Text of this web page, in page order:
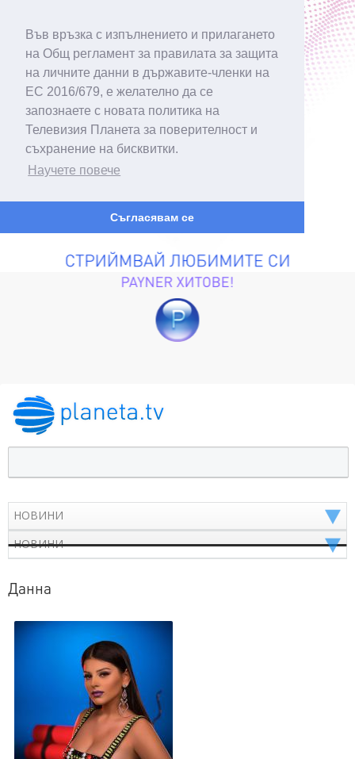
Във връзка с изпълнението и прилагането
на Общ регламент за правилата за защита
на личните данни в държавите-членки на
ЕС 2016/679, е желателно да се
запознаете с новата политика на
Телевизия Планета за поверителност и
съхранение на бисквитки.
Научете повече
Съгласявам се
Данна